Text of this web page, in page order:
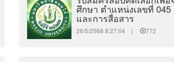
ศึกษา ตำแหน่งเลขที่
และการสื่อสาร
26/5/2568 8:27:04 | 772